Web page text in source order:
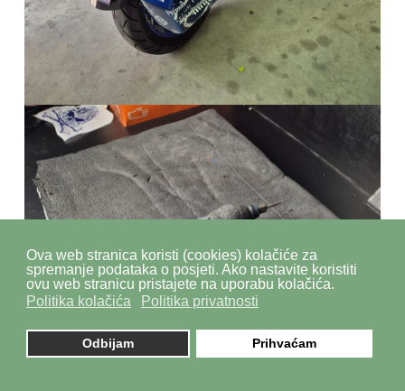
Ova web stranica koristi (cookies) kolačiće za
spremanje podataka o posjeti. Ako nastavite koristiti
ovu web stranicu pristajete na uporabu kolačića.
Politika kolačića
Politika privatnosti
Odbijam Prihvaćam